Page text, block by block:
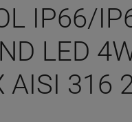
IP66/
LED
AISI 316